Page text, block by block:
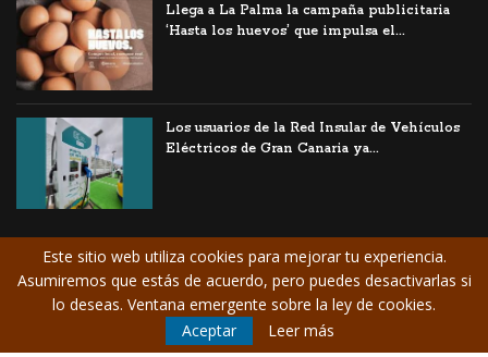
Llega a La Palma la campaña publicitaria
‘Hasta los huevos’ que impulsa el...
Los usuarios de la Red Insular de Vehículos
Eléctricos de Gran Canaria ya...
Aviso Legal /
Contrate publicidad
© Copyright CANARIAS
EMPRESARIAL. Todos los
derechos reservados.
Este sitio web utiliza cookies para mejorar tu experiencia.
Asumiremos que estás de acuerdo, pero puedes desactivarlas si
lo deseas. Ventana emergente sobre la ley de cookies.
Aceptar
Leer más